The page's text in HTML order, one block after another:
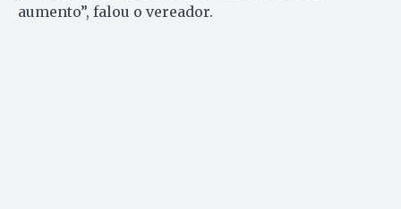
aumento”, falou o vereador.